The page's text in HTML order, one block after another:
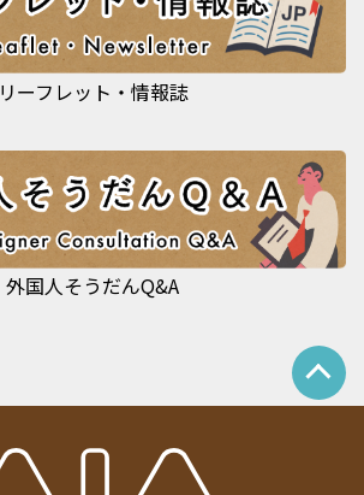
リーフレット・情報誌
外国人そうだんQ&A